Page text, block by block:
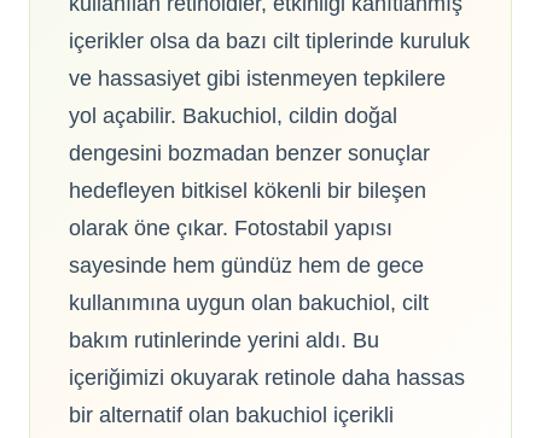
içerikler olsa da bazı cilt tiplerinde kuruluk
ve hassasiyet gibi istenmeyen tepkilere
yol açabilir. Bakuchiol, cildin doğal
dengesini bozmadan benzer sonuçlar
hedefleyen bitkisel kökenli bir bileşen
olarak öne çıkar. Fotostabil yapısı
sayesinde hem gündüz hem de gece
kullanımına uygun olan bakuchiol, cilt
bakım rutinlerinde yerini aldı. Bu
içeriğimizi okuyarak retinole daha hassas
bir alternatif olan bakuchiol içerikli